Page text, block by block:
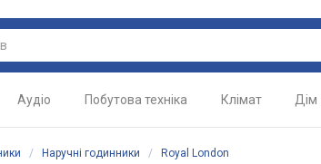
Аудіо Побутова техніка Клімат Дім
/ Наручні годинники / Royal London